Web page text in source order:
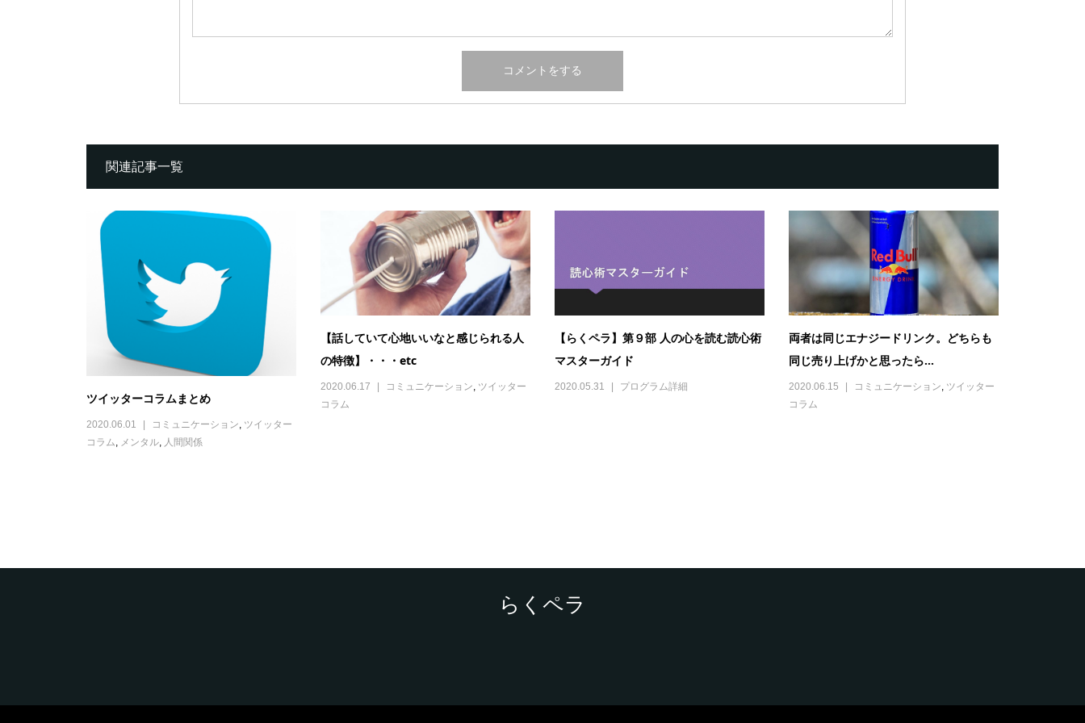
関連記事一覧
ツイッターコラムまとめ
2020.06.01 コミュニケーション, ツイッター
コラム, メンタル, 人間関係
【話していて心地いいなと感じられる人
の特徴】・・・etc
2020.06.17 コミュニケーション ツイッター
コラム
【らくペラ】第９部 人の心を読む読心術
マスターガイド
2020.05.31 プログラム詳細
両者は同じエナジードリンク。どちらも
同じ売り上げかと思ったら...
2020.06.15 コミュニケーション ツイッター
コラム
らくペラ